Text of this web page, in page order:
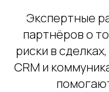
Экспертные
партнёров о
риски в
CRM и